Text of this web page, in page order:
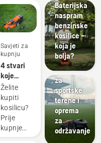
Savjeti za
kupnju
4 stvari
koje
trebate
razmotriti
pri kupnji
kosilice
Želite
kupiti
kosilicu?
Prije
kupnje
Baterijska
naspram
benzinske
kosilice –
koja je
bolja?
Sportski
klubovi
Kosilice
za
sportske
terene i
oprema
za
održavanje